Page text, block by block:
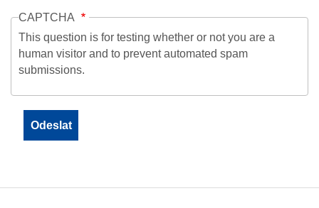
CAPTCHA
This question is for testing whether or not you are a
human visitor and to prevent automated spam
submissions.